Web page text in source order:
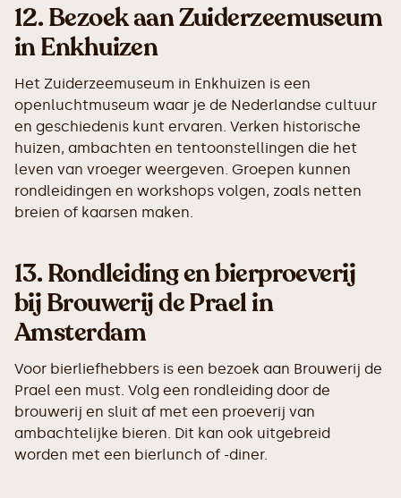
12.Bezoek aan Zuiderzeemuseum
in Enkhuizen
Het Zuiderzeemuseum in Enkhuizen is een
openluchtmuseum waar je de Nederlandse cultuur
en geschiedenis kunt ervaren. Verken historische
huizen, ambachten en tentoonstellingen die het
leven van vroeger weergeven. Groepen kunnen
rondleidingen en workshops volgen, zoals netten
breien of kaarsen maken.
13.Rondleiding en bierproeverij
bij Brouwerij de Prael in
Amsterdam
Voor bierliefhebbers is een bezoek aan Brouwerij de
Prael een must. Volg een rondleiding door de
brouwerij en sluit af met een proeverij van
ambachtelijke bieren. Dit kan ook uitgebreid
worden met een bierlunch of -diner.